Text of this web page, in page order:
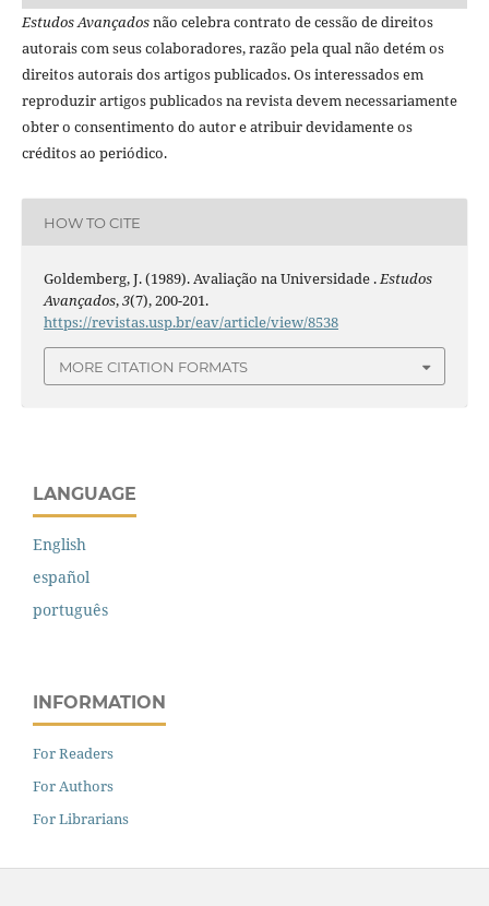
Estudos Avançadosnão celebra contrato de cessão de direitos
autorais com seus colaboradores, razão pela qual não detém os
direitos autorais dos artigos publicados. Os interessados em
reproduzir artigos publicados na revista devem necessariamente
obter o consentimento do autor e atribuir devidamente os
créditos ao periódico.
HOW TO CITE
Goldemberg, J. (1989). Avaliação na Universidade .Estudos
Avançados,3(7), 200-201.
https://revistas.usp.br/eav/article/view/8538
MORE CITATION FORMATS
LANGUAGE
English
español
português
INFORMATION
For Readers
For Authors
For Librarians